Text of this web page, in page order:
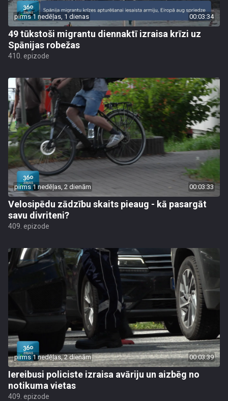
pirms 1 nedēļas, 1 dienas 00:03:34
49 tūkstoši migrantu diennaktī izraisa krīzi uz
Spānijas robežas
410. epizode
pirms 1 nedēļas, 2 dienām 00:03:33
Velosipēdu zādzību skaits pieaug - kā pasargāt
savu divriteni?
409. epizode
pirms 1 nedēļas, 2 dienām 00:03:39
Iereibusi policiste izraisa avāriju un aizbēg no
notikuma vietas
409. epizode